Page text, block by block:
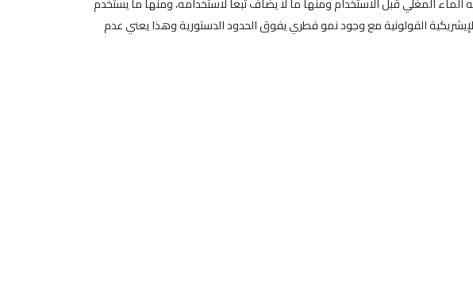
القولونية مع وجود نمو فطري يفوق الحدود الدستورية وهذا يعني عدم